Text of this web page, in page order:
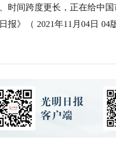
时间跨度更长，正在给中
》（ 2021年11月04日 04版